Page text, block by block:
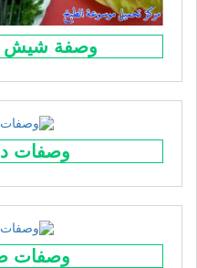
وصفة شيش
وصفات
وصفات